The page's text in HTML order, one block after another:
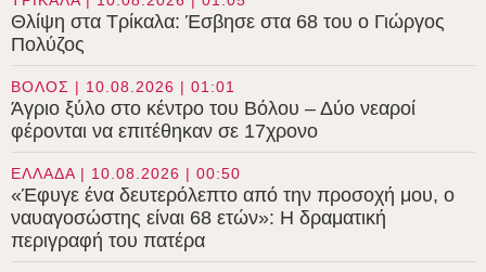
Θλίψη στα Τρίκαλα: Έσβησε στα 68 του ο Γιώργος
Πολύζος
ΒΟΛΟΣ | 10.08.2026 | 01:01
Άγριο ξύλο στο κέντρο του Βόλου – Δύο νεαροί
φέρονται να επιτέθηκαν σε 17χρονο
ΕΛΛΑΔΑ | 10.08.2026 | 00:50
«Έφυγε ένα δευτερόλεπτο από την προσοχή μου, ο
ναυαγοσώστης είναι 68 ετών»: Η δραματική
περιγραφή του πατέρα